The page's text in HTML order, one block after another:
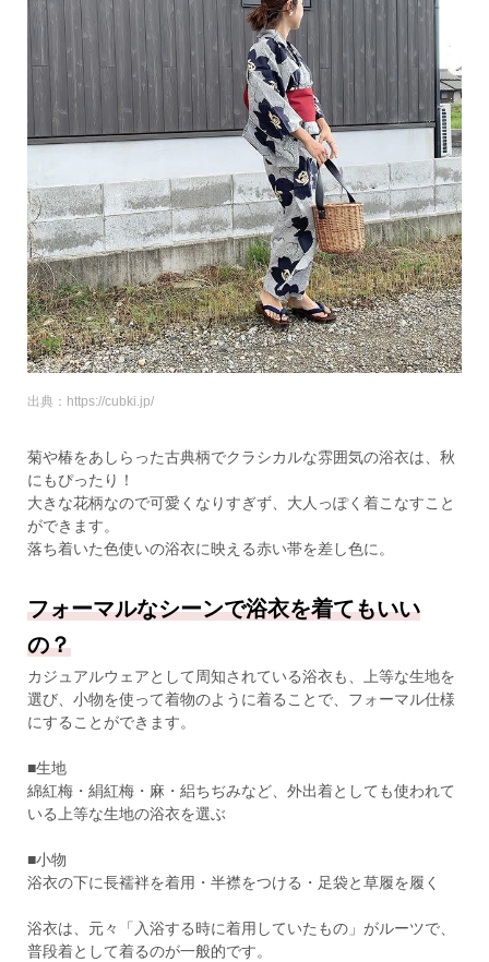
出典：https://cubki.jp/
菊や椿をあしらった古典柄でクラシカルな雰囲気の浴衣は、秋
にもぴったり！
大きな花柄なので可愛くなりすぎず、大人っぽく着こなすこと
ができます。
落ち着いた色使いの浴衣に映える赤い帯を差し色に。
フォーマルなシーンで浴衣を着てもいい
の？
カジュアルウェアとして周知されている浴衣も、上等な生地を
選び、小物を使って着物のように着ることで、フォーマル仕様
にすることができます。
■生地
綿紅梅・絹紅梅・麻・絽ちぢみなど、外出着としても使われて
いる上等な生地の浴衣を選ぶ
■小物
浴衣の下に長襦袢を着用・半襟をつける・足袋と草履を履く
浴衣は、元々「入浴する時に着用していたもの」がルーツで、
普段着として着るのが一般的です。